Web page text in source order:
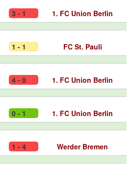
3 - 1 1. FC Union Berlin
1 - 1 FC St. Pauli
4 - 0 1. FC Union Berlin
0 - 1 1. FC Union Berlin
1 - 4 Werder Bremen